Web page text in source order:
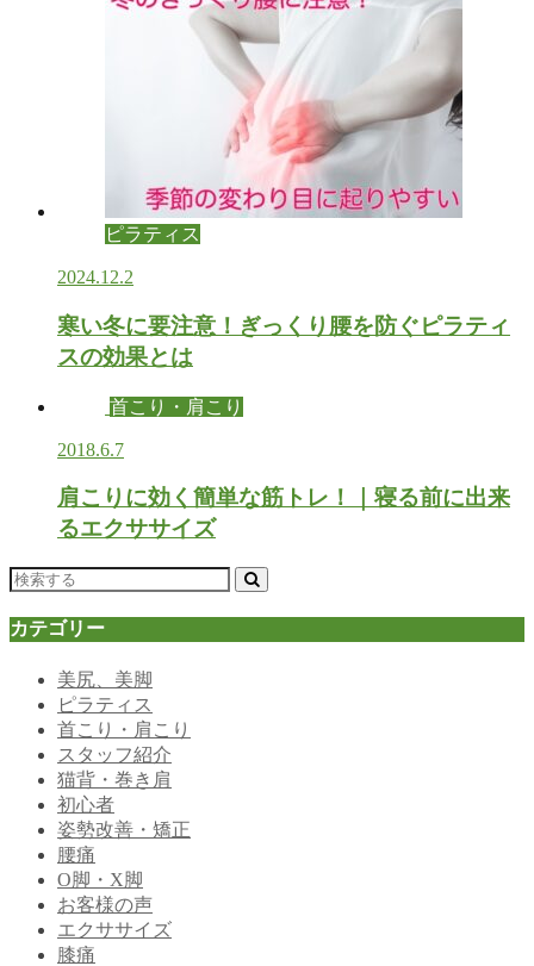
ピラティス
2024.12.2
寒い冬に要注意！ぎっくり腰を防ぐピラティ
スの効果とは
首こり・肩こり
2018.6.7
肩こりに効く簡単な筋トレ！｜寝る前に出来
るエクササイズ
カテゴリー
美尻、美脚
ピラティス
首こり・肩こり
スタッフ紹介
猫背・巻き肩
初心者
姿勢改善・矯正
腰痛
O脚・X脚
お客様の声
エクササイズ
膝痛